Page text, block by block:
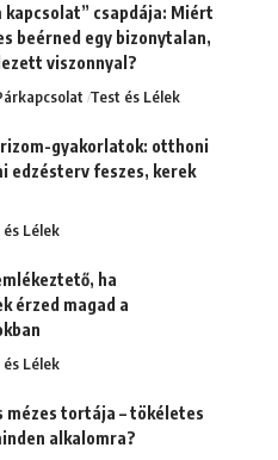
kapcsolat” csapdája: Miért
beérned egy bizonytalan,
viszonnyal?
Test és Lélek
gyakorlatok: otthoni
edzésterv feszes, kerek
Lélek
ha
érzed magad a
Lélek
mézes tortája – tökéletes
alkalomra?